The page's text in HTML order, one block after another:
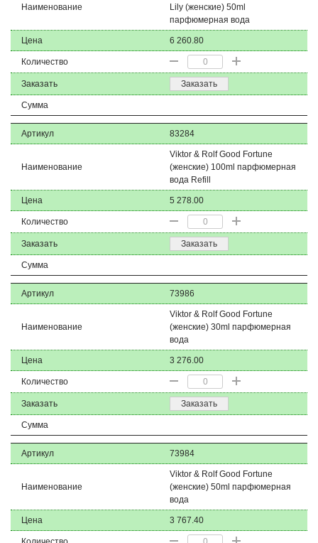
Наименование
Lily (женские) 50ml
парфюмерная вода
Цена 6 260.80
Количество
Заказать Заказать
Сумма
Артикул 83284
Наименование
Viktor & Rolf Good Fortune
(женские) 100ml парфюмерная
вода Refill
Цена 5 278.00
Количество
Заказать Заказать
Сумма
Артикул 73986
Наименование
Viktor & Rolf Good Fortune
(женские) 30ml парфюмерная
вода
Цена 3 276.00
Количество
Заказать Заказать
Сумма
Артикул 73984
Наименование
Viktor & Rolf Good Fortune
(женские) 50ml парфюмерная
вода
Цена 3 767.40